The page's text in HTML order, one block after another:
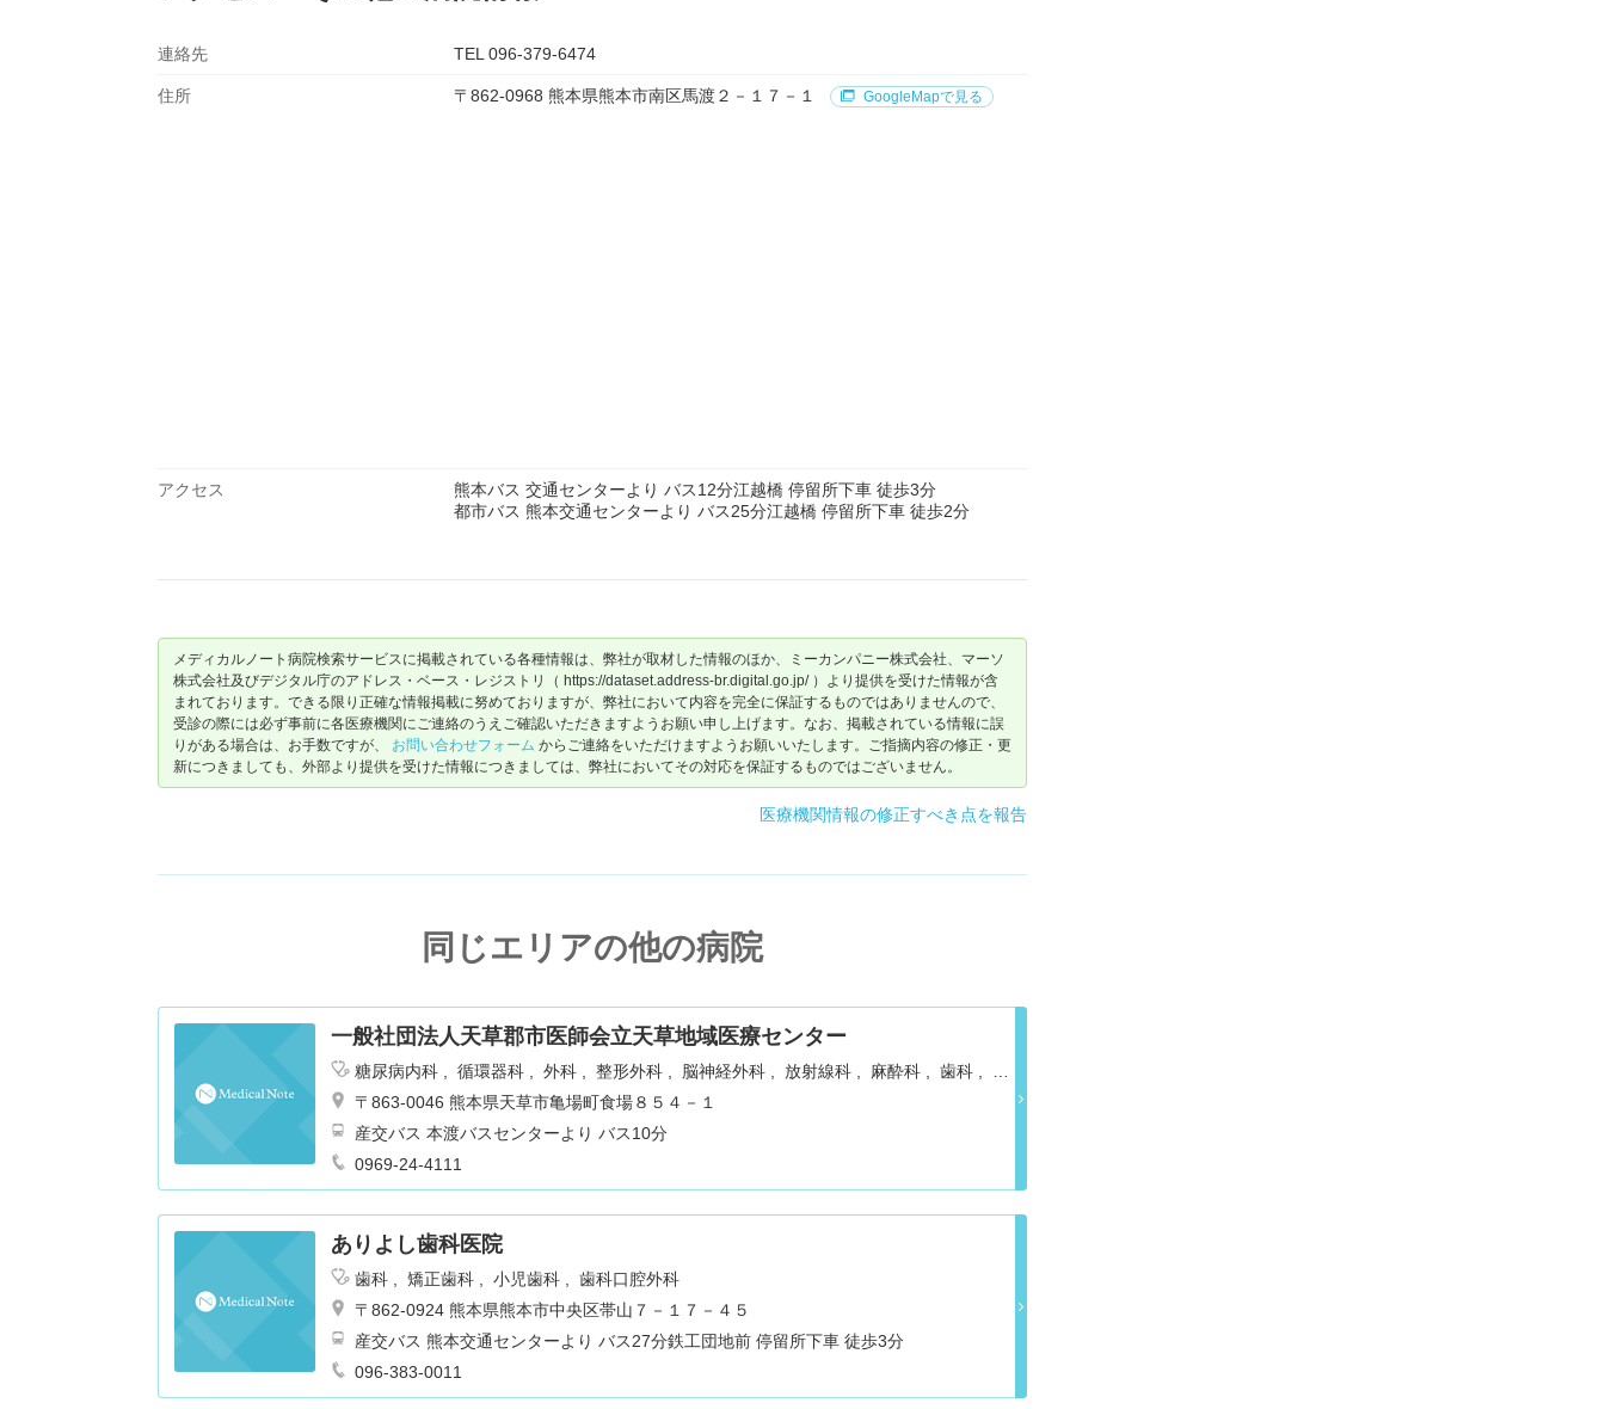
連絡先 TEL 096-379-6474
住所 〒862-0968 熊本県熊本市南区馬渡２－１７－１ GoogleMapで見る
アクセス
熊本バス 交通センターより バス12分江越橋 停留所下車 徒歩3分
都市バス 熊本交通センターより バス25分江越橋 停留所下車 徒歩2分
メディカルノート病院検索サービスに掲載されている各種情報は、弊社が取材した情報のほか、ミーカンパニー株式会社、マーソ
株式会社及びデジタル庁のアドレス・ベース・レジストリ（ https://dataset.address-br.digital.go.jp/ ）より提供を受けた情報が含
まれております。できる限り正確な情報掲載に努めておりますが、弊社において内容を完全に保証するものではありませんので、
受診の際には必ず事前に各医療機関にご連絡のうえご確認いただきますようお願い申し上げます。なお、掲載されている情報に誤
りがある場合は、お手数ですが、 お問い合わせフォーム からご連絡をいただけますようお願いいたします。ご指摘内容の修正・更
新につきましても、外部より提供を受けた情報につきましては、弊社においてその対応を保証するものではございません。
医療機関情報の修正すべき点を報告
同じエリアの他の病院
一般社団法人天草郡市医師会立天草地域医療センター
糖尿病内科 循環器科 外科 整形外科 脳神経外科 放射線科 麻酔科 歯科
児科
泌尿器科 総合診療科 リハビリテーション
科
リウマチ科 内科
〒863-0046 熊本県天草市亀場町食場８５４－１
産交バス 本渡バスセンターより バス10分
0969-24-4111
ありよし歯科医院
歯科 矯正歯科 小児歯科
歯科口腔外科
〒862-0924 熊本県熊本市中央区帯山７－１７－４５
産交バス 熊本交通センターより バス27分鉄工団地前 停留所下車 徒歩3分
096-383-0011